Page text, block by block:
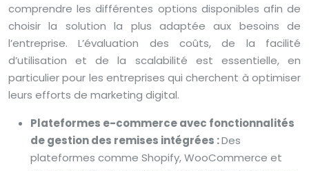
comprendre les différentes options disponibles afin de
choisir la solution la plus adaptée aux besoins de
l’entreprise. L’évaluation des coûts, de la facilité
d’utilisation et de la scalabilité est essentielle, en
particulier pour les entreprises qui cherchent à optimiser
leurs efforts de marketing digital.
Plateformes e-commerce avec fonctionnalités
de gestion des remises intégrées :Des
plateformes comme Shopify, WooCommerce et